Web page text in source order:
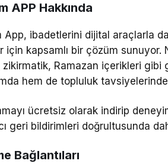
APP Hakkında
App, ibadetlerini dijital araçlarla
için kapsamlı bir çözüm sunuyor.
Ramazan içerikleri gibi
hem de topluluk
ücretsiz olarak indirip
geri bildirimleri doğrultusunda
Bağlantıları